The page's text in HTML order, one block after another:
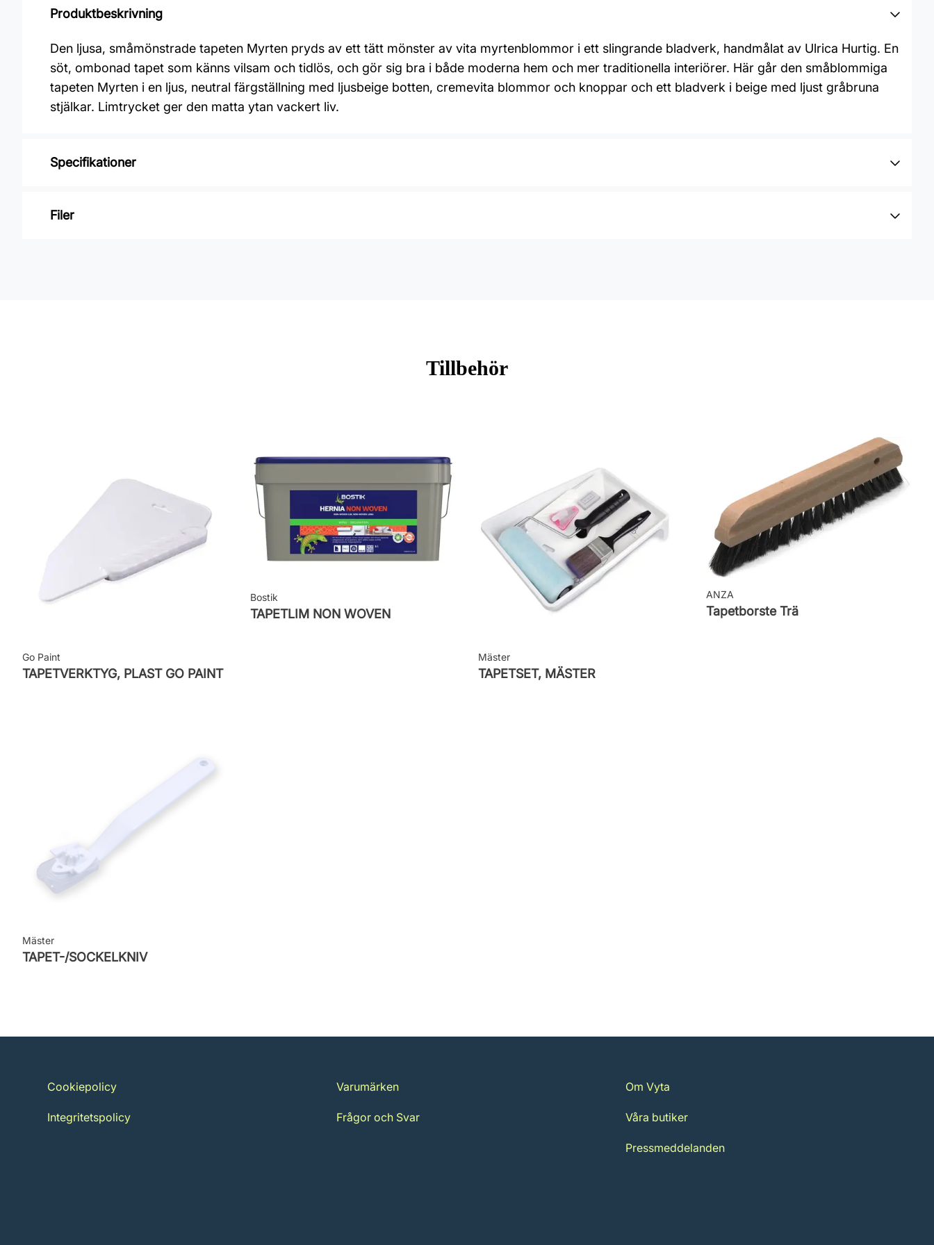
Produktbeskrivning
Den ljusa, småmönstrade tapeten Myrten pryds av ett tätt mönster av vita myrtenblommor i ett slingrande bladverk, handmålat av Ulrica Hurtig. En
söt, ombonad tapet som känns vilsam och tidlös, och gör sig bra i både moderna hem och mer traditionella interiörer. Här går den småblommiga
tapeten Myrten i en ljus, neutral färgställning med ljusbeige botten, cremevita blommor och knoppar och ett bladverk i beige med ljust gråbruna
stjälkar. Limtrycket ger den matta ytan vackert liv.
Specifikationer
Varumärke: Boråstapeter
Applicering av lim: Lim strykes på väggen
Leverantörens artikelnummer: 5713
Filer
Tillbehör
Go Paint
TAPETVERKTYG, PLAST GO PAINT
Bostik
TAPETLIM NON WOVEN
Mäster
TAPETSET, MÄSTER
ANZA
Tapetborste Trä
Mäster
TAPET-/SOCKELKNIV
Cookiepolicy
Integritetspolicy
Varumärken
Frågor och Svar
Om Vyta
Våra butiker
Pressmeddelanden